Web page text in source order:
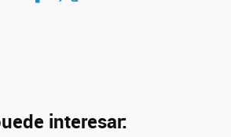
interesar: